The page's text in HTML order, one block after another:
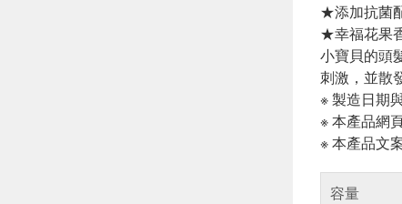
★添加抗菌
★幸福花果
小寶貝的頭
刺激，並散
※ 製造日期
※ 本產品網
※ 本產品文
容量